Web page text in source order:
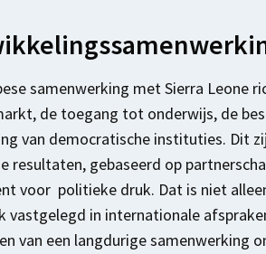
samenwerking met Sierra Leone
de toegang tot onderwijs, de
van democratische instituties. Dit
resultaten, gebaseerd op
voor politieke druk. Dat is niet
vastgelegd in internationale
van een langdurige samenwerking